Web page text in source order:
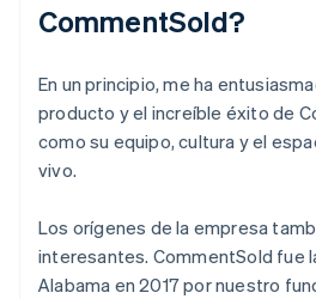
CommentSold?
En un principio, me ha
producto y el increíble éxito de
como su equipo, cultura y el
vivo.
Los orígenes de la empresa
interesantes. CommentSold fue
Alabama en 2017 por nuestro